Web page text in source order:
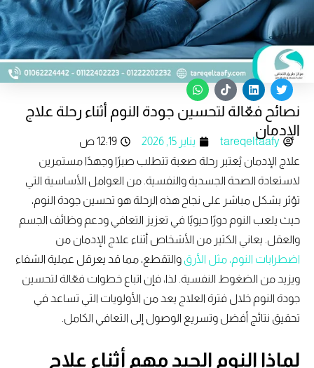
T
w
i
t
e
L
i
n
e
d
n
T
i
k
k
W
h
a
a
p
p
نصائح فعّالة لتحسين جودة النوم أثناء رحلة علاج
الإدمان
tareqeltaafy يناير 15, 2026
12:19 ص
علاج الإدمان يُعتبر رحلة صعبة تتطلب صبرًا وجهدًا مستمرين
لاستعادة الصحة الجسدية والنفسية. من العوامل الأساسية التي
تؤثر بشكل مباشر على نجاح هذه الرحلة هو تحسين جودة النوم،
حيث يلعب النوم دورًا حيويًا في تعزيز التعافي ودعم وظائف الجسم
والعقل. يعاني الكثير من الأشخاص أثناء علاج الإدمان من
اضطرابات النوم، مثل الأرقوالتقطع، مما قد يعرقل عملية الشفاء
ويزيد من الضغوط النفسية. لذا، فإن اتباع خطوات فعّالة لتحسين
جودة النوم خلال فترة العلاج يعد من الأولويات التي تساعد في
تحقيق نتائج أفضل وتسريع الوصول إلى التعافي الكامل.
لماذا النوم الجيد مهم أثناء علاج